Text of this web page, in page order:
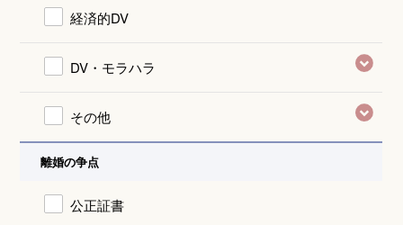
経済的DV
DV・モラハラ
その他
離婚の争点
公正証書